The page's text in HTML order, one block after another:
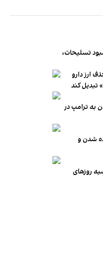
تسلیحات،
ارز دارو
به ترامپ در
شدن و
روزهای